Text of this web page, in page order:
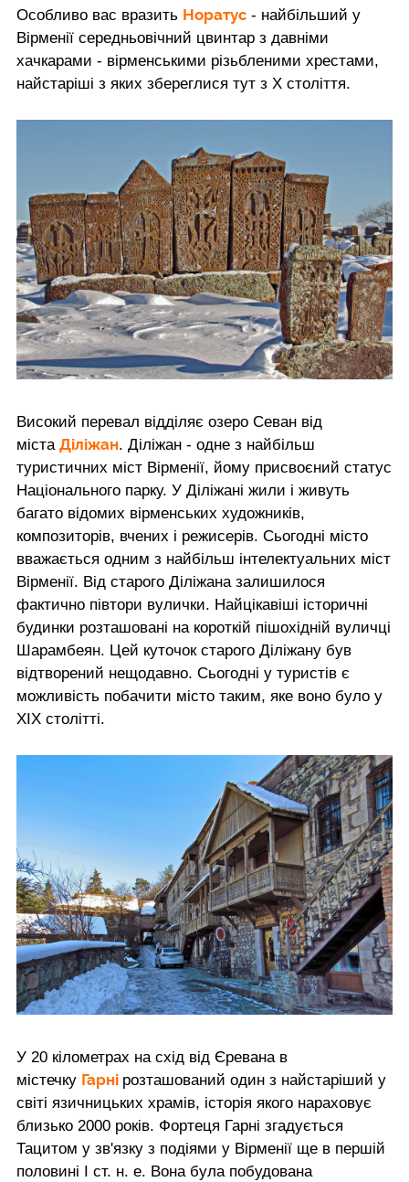
Особливо вас вразить Норатус - найбільший у
Вірменії середньовічний цвинтар з давніми
хачкарами - вірменськими різьбленими хрестами,
найстаріші з яких збереглися тут з Х століття.
Високий перевал відділяє озеро Севан від
міста Діліжан. Діліжан - одне з найбільш
туристичних міст Вірменії, йому присвоєний статус
Національного парку. У Діліжані жили і живуть
багато відомих вірменських художників,
композиторів, вчених і режисерів. Сьогодні місто
вважається одним з найбільш інтелектуальних міст
Вірменії. Від старого Діліжана залишилося
фактично півтори вулички. Найцікавіші історичні
будинки розташовані на короткій пішохідній вуличці
Шарамбеян. Цей куточок старого Діліжану був
відтворений нещодавно. Сьогодні у туристів є
можливість побачити місто таким, яке воно було у
XIX столітті.
У 20 кілометрах на схід від Єревана в
містечку Гарні розташований один з найстаріший у
світі язичницьких храмів, історія якого нараховує
близько 2000 років. Фортеця Гарні згадується
Тацитом у зв'язку з подіями у Вірменії ще в першій
половині I ст. н. е. Вона була побудована